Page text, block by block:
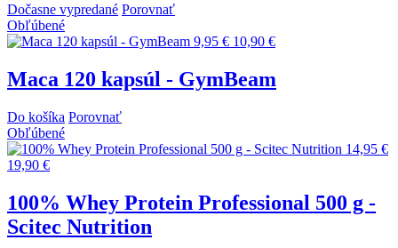
Dočasne vypredané Porovnať
Obľúbené
9,95 € 10,90 €
Maca 120 kapsúl - GymBeam
Do košíka Porovnať
Obľúbené
14,95 €
19,90 €
100% Whey Protein Professional 500 g -
Scitec Nutrition